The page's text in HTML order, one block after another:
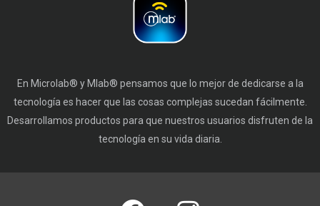
En Microlab® y Mlab® pensamos que lo mejor de dedicarse a la
tecnología es hacer que las cosas complejas sucedan fácilmente.
Desarrollamos productos para que nuestros usuarios disfruten de la
tecnología en su vida diaria.